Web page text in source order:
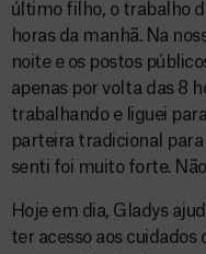
último filho, o trabalho
horas da manhã. Na
noite e os postos
apenas por volta das 8
trabalhando e liguei
parteira tradicional
senti foi muito forte.
Hoje em dia, Gladys
ter acesso aos cuidados